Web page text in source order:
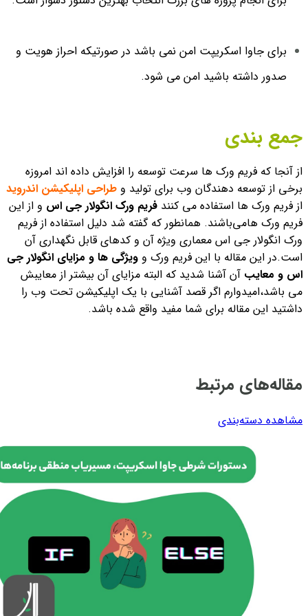
برای جاوا اسکریپت امن نمی باشد در صورتیکه احراز هویت و
صدور داشته باشید امن می شود.
جمع بندی
از آنجا که فریم ورک ها سرعت توسعه را افزایش داده اند امروزه
برخی از توسعه دهندگان وب برای تولید و طراحی اپلیکیشن اندروید
از فریم ورک ها استفاده می کنند فریم ورک انگولار جی اس و از این
فریم ورک هامی‌باشند. همانطور که گفته شد دلیل استفاده از فریم
ورک انگولار جی اس معماری ویژه آن و کدهای قابل نگهداری آن
است.در این مقاله با این فریم ورک و ویژگی ها و مزایای انگولار جی
اس و معایب آن آشنا شدید که البته مزایای آن بیشتر از معایبش
می باشد،امیدوارم اگر قصد آشنایی با یک اپلیکیشن تحت وب را
داشتید این مقاله برای شما مفید واقع شده باشد.
مقاله‌های مرتبط
مشاهده دسته‌بندی